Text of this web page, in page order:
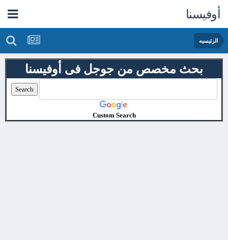
أوفيسنا
الرئيسيه
بحث مخصص من جوجل فى أوفيسنا
Custom Search